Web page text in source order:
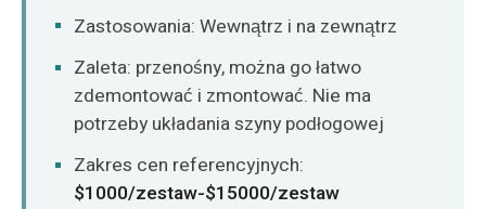
Zastosowania: Wewnątrz i na zewnątrz
Zaleta: przenośny, można go łatwo
zdemontować i zmontować. Nie ma
potrzeby układania szyny podłogowej
Zakres cen referencyjnych:
$1000/zestaw-$15000/zestaw